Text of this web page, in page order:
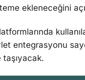
ekleneceğini
entegrasyonu